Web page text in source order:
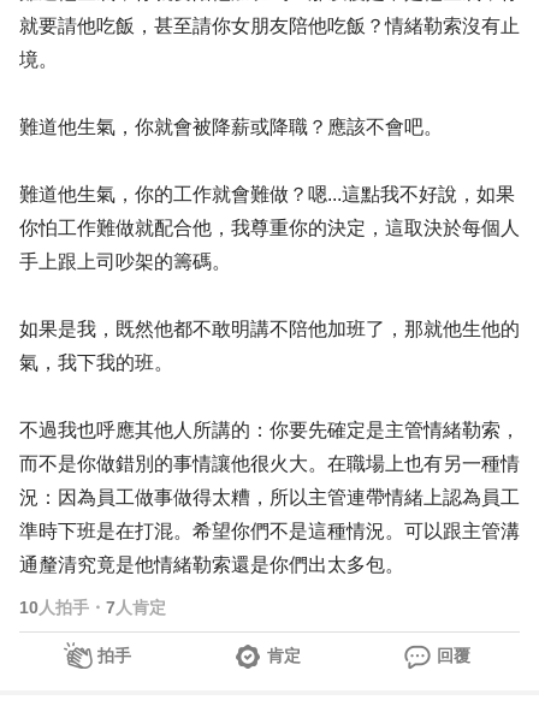
就要請他吃飯，甚至請你女朋友陪他吃飯？情緒勒索沒有止
境。
難道他生氣，你就會被降薪或降職？應該不會吧。
難道他生氣，你的工作就會難做？嗯...這點我不好說，如果
你怕工作難做就配合他，我尊重你的決定，這取決於每個人
手上跟上司吵架的籌碼。
如果是我，既然他都不敢明講不陪他加班了，那就他生他的
氣，我下我的班。
不過我也呼應其他人所講的：你要先確定是主管情緒勒索，
而不是你做錯別的事情讓他很火大。在職場上也有另一種情
況：因為員工做事做得太糟，所以主管連帶情緒上認為員工
準時下班是在打混。希望你們不是這種情況。可以跟主管溝
通釐清究竟是他情緒勒索還是你們出太多包。
10人拍手 ・ 7 人肯定
拍手 肯定 回覆